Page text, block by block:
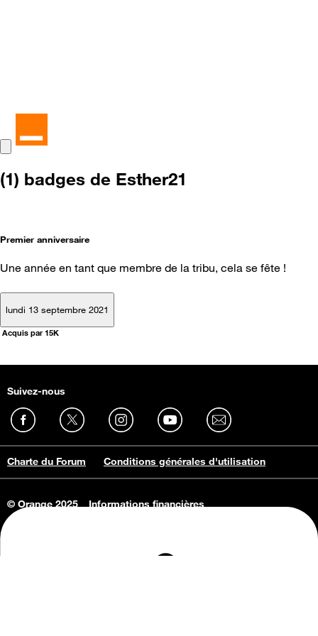
(1) badges de Esther21
Premier anniversaire
Une année en tant que membre de la tribu, cela se fête !
lundi 13 septembre 2021
Acquis par 15K
Suivez-nous
Charte du Forum Conditions générales d'utilisation
© Orange 2025
Informations financières